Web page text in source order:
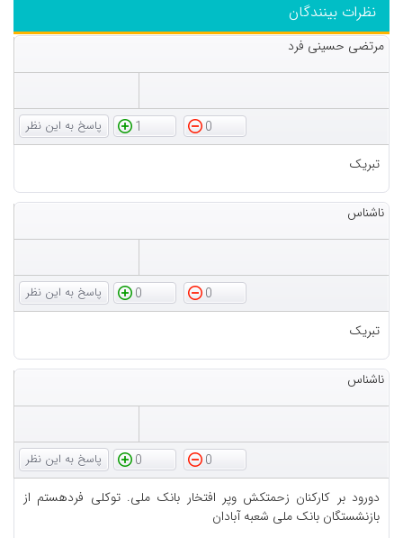
نظرات بینندگان
مرتضی حسینی فرد
0
1
تبریک
ناشناس
0
0
تبریک
ناشناس
0
0
دورود بر کارکنان زحمتکش وپر افتخار بانک ملی. توکلی فردهستم از
بازنشستگان بانک ملی شعبه آبادان